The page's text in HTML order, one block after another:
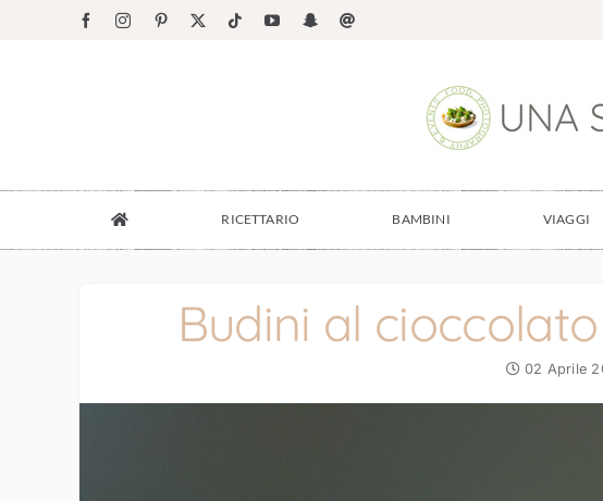
FacebookInstagramPinterest TiktokYouTubeSnapchatEmail
RICETTARIO BAMBINI VIAGGI
Budini al
02 Aprile